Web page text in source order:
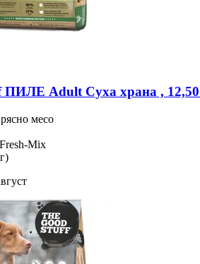
ПИЛЕ Adult Суха храна , 12,50
месо
Mix